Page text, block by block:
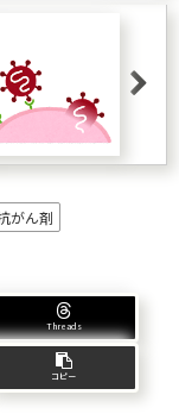
がん剤
Threads
コピー